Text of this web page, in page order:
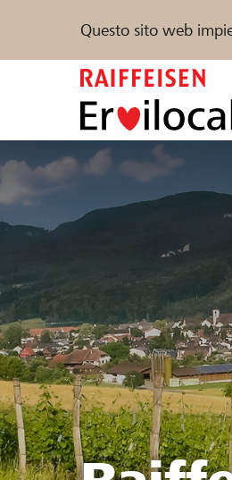
Questo sito web
Sostenere
Trova progetti e
DE FR IT